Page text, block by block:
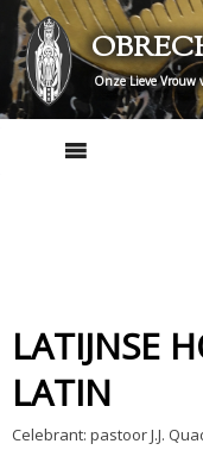
Skip
to
content
Onze Lieve Vrouw
LATIJNSE
LATIN
Celebrant: pastoor J.J.